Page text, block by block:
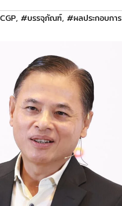
, #บรรจุภัณฑ์, #ผลประกอบการ